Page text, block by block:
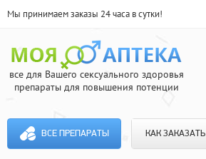
Мы принимаем заказы 24 часа в сутки!
все для Вашего сексуального здоровья
препараты для повышения потенции
ВСЕ ПРЕПАРАТЫ КАК ЗАКАЗАТЬ